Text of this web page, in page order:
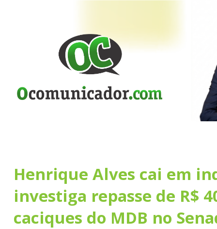
Henrique Alves cai em
investiga repasse de R$
caciques do MDB no